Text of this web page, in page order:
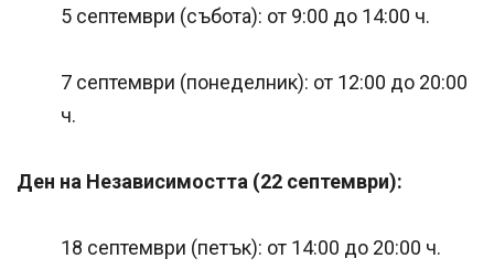
5 септември (събота): от 9:00 до 14:00 ч.
7 септември (понеделник): от 12:00 до 20:00
ч.
Ден на Независимостта (22 септември):
18 септември (петък): от 14:00 до 20:00 ч.